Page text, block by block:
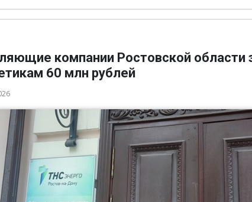
компании Ростовской области
60 млн рублей